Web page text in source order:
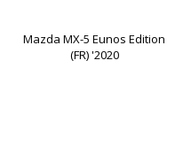
Mazda MX-5 Eunos Edition
(FR) '2020